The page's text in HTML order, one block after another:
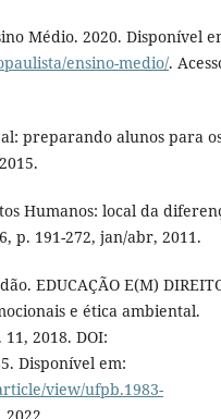
Médio. 2020. Disponível
ensino-medio/.
preparando alunos para
Humanos: local da
p. 191-272, jan/abr, 2011.
EDUCAÇÃO E(M)
e ética ambiental.
2018. DOI:
Disponível em:
view/ufpb.1983-
2022.